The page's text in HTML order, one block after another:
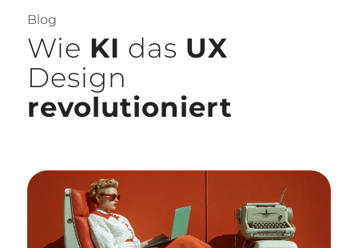
Blog
Wie KI das UX
Design
revolutioniert